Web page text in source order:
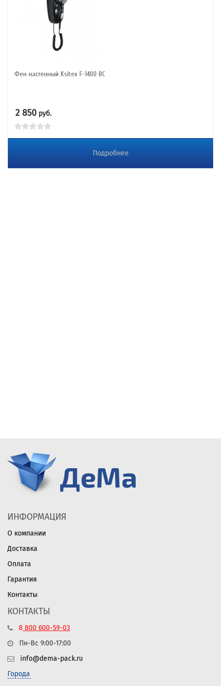
Фен настенный Ksitex F-1400 BC
2 850 руб.
Подробнее
ИНФОРМАЦИЯ
О компании
Доставка
Оплата
Гарантия
Контакты
КОНТАКТЫ
8 800 600-59-03
Пн-Вс 9:00-17:00
info@dema-pack.ru
Города